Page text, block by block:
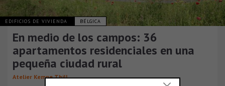
EDIFICIOS DE VIVIENDA BÉLGICA
En medio de los campos: 36
apartamentos residenciales en una
pequeña ciudad rural
Atelier Kempe Thill